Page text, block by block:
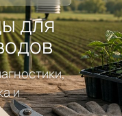
для
и